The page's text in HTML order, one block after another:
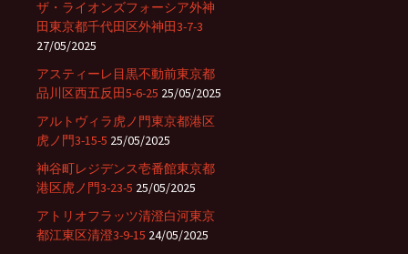
ザ・ライオンズフォーシア外神
田東京都千代田区外神田3-7-3
27/05/2025
アスティーレ目黒不動前東京都
品川区西五反田5-6-25 25/05/2025
アルトヴィラ虎ノ門東京都港区
虎ノ門3-15-5 25/05/2025
神谷町レジデンス壱番館東京都
港区虎ノ門3-23-5 25/05/2025
アトリオフラッツ清澄白河東京
都江東区清澄3-9-15 24/05/2025